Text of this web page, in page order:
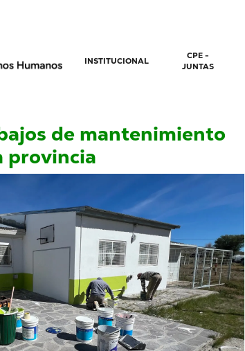
INSTITUCIONAL
CPE -
JUNTAS
de mantenimiento
provincia